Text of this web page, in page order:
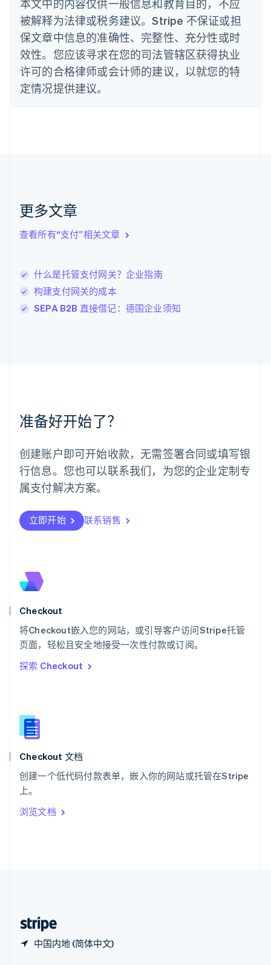
本文中的内容仅供一般信息和教育目的，不应
被解释为法律或税务建议。Stripe 不保证或担
保文章中信息的准确性、完整性、充分性或时
效性。您应该寻求在您的司法管辖区获得执业
许可的合格律师或会计师的建议，以就您的特
定情况提供建议。
更多文章
查看所有“支付”相关文章
什么是托管支付网关？企业指南
构建支付网关的成本
SEPA B2B 直接借记：德国企业须知
准备好开始了？
创建账户即可开始收款，无需签署合同或填写银
行信息。您也可以联系我们，为您的企业定制专
属支付解决方案。
立即开始 联系销售
Checkout
将Checkout嵌入您的网站，或引导客户访问Stripe托管
页面，轻松且安全地接受一次性付款或订阅。
探索 Checkout
Checkout 文档
创建一个低代码付款表单，嵌入你的网站或托管在Stripe
上。
浏览文档
中国内地 (简体中文)
English
丹麦
English
德国
DeutschEnglish
法国
FrançaisEnglish
芬兰
EnglishSvenska
English Italiano
拉脱维亚
立陶宛
DeutschEnglish
卢森堡
Français DeutschEnglish
罗马尼亚
墨西哥
EspañolEnglish
English
葡萄牙
PortuguêsEnglish
日本
瑞典
Svenska English
瑞士
English
斯洛伐克
English
斯洛文尼亚
泰国
ไทยEnglish
English
English
新西兰
匈牙利
意大利
印度
English